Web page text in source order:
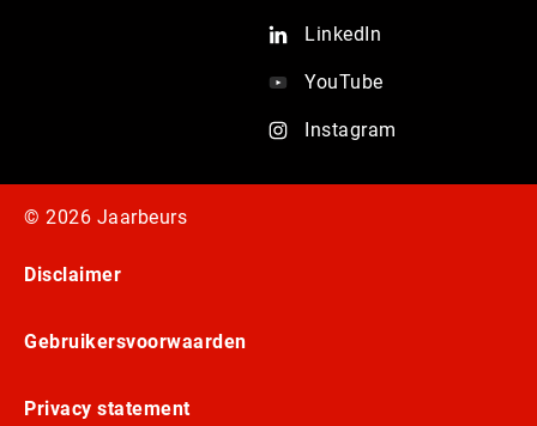
LinkedIn
YouTube
Instagram
© 2026 Jaarbeurs
Disclaimer
Gebruikersvoorwaarden
Privacy statement